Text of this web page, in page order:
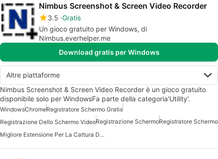
Nimbus Screenshot & Screen Video Recorder
3.5 Gratis
Un gioco gratuito per Windows, di
Nimbus.everhelper.me
Download gratis per Windows
Altre piattaforme
Nimbus Screenshot & Screen Video Recorder è un gioco gratuito
disponibile solo per WindowsFa parte della categoria'Utility'.
WindowsChromeRegistratore Schermo Gratis
Registrazione Dello Schermo VideoRegistrazione SchermoRegistratore Schermo
Migliore Estensione Per La Cattura Dello Schermo Per Chrome